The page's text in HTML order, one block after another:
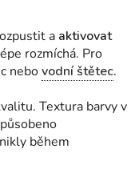
a aktivovat
rozmíchá. Pro
nebovodní štětec.
Textura barvy v
během